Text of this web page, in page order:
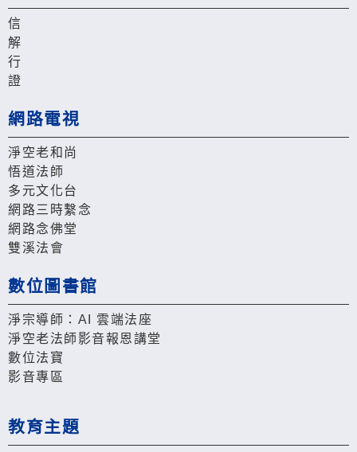
信
解
行
證
網路電視
淨空老和尚
悟道法師
多元文化台
網路三時繫念
網路念佛堂
雙溪法會
數位圖書館
淨宗導師：AI 雲端法座
淨空老法師影音報恩講堂
數位法寶
影音專區
教育主題